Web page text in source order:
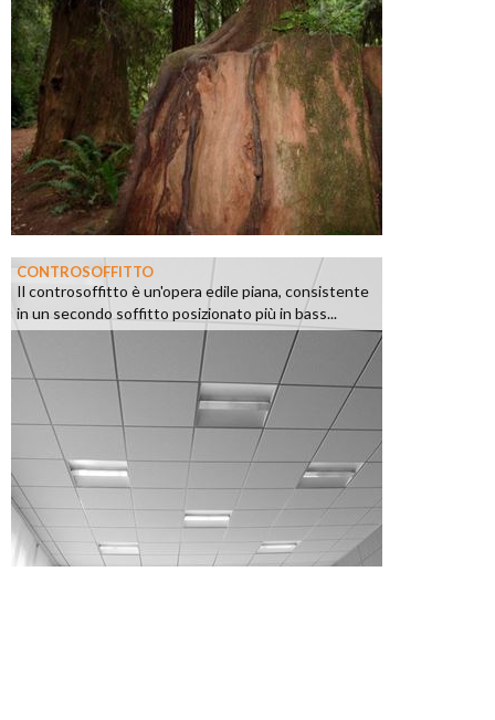
CONTROSOFFITTO
Il controsoffitto è un'opera edile piana, consistente
in un secondo soffitto posizionato più in bass...